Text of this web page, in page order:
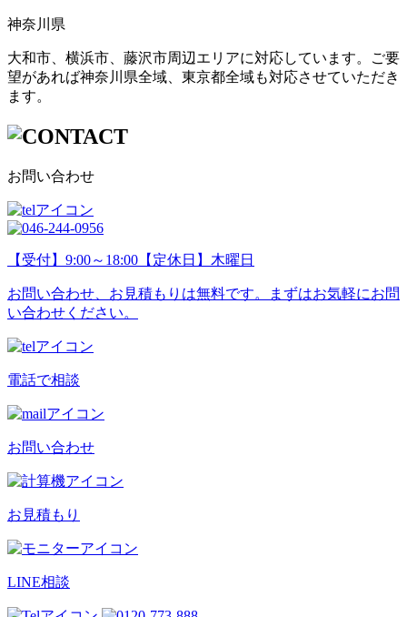
神奈川県
大和市、横浜市、藤沢市周辺エリアに対応しています。ご要
望があれば神奈川県全域、東京都全域も対応させていただき
ます。
お問い合わせ
【受付】9:00～18:00【定休日】木曜日
お問い合わせ、お見積もりは無料です。まずはお気軽にお問
い合わせください。
電話で相談
お問い合わせ
お見積もり
LINE相談